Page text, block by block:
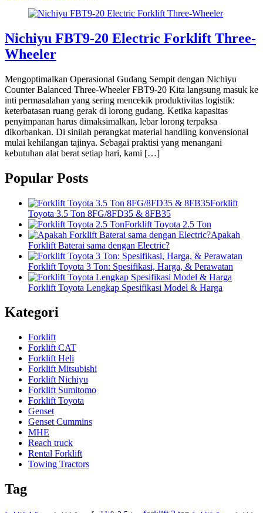
Nichiyu FBT9-20 Electric Forklift Three-
Wheeler
Mengoptimalkan Operasional Gudang Sempit dengan Nichiyu
Counter Balanced Three-Wheeler FBT9-20 Kita langsung masuk ke
inti permasalahan yang sering mencekik produktivitas logistik:
keterbatasan ruang gerak di lorong gudang. Ketika kapasitas
penyimpanan harus dimaksimalkan, lebar lorong terpaksa
dikorbankan. Di sinilah perangkat material handling konvensional
mulai kehilangan tajinya. Sebagai praktisi yang menangani
kebutuhan alat berat setiap hari, kami […]
Popular Posts
Forklift
Toyota 3.5 Ton 8FG/8FD35 & 8FB35
Forklift Toyota 2.5 Ton
Apakah
Forklift Baterai sama dengan Electric?
Forklift Toyota 3 Ton: Spesifikasi, Harga, & Perawatan
Forklift Toyota Lengkap Spesifikasi Model & Harga
Kategori
Forklift
Forklift CAT
Forklift Heli
Forklift Mitsubishi
Forklift Nichiyu
Forklift Sumitomo
Forklift Toyota
Genset
Genset Cummins
MHE
Reach truck
Rental Forklift
Towing Tractors
Tag